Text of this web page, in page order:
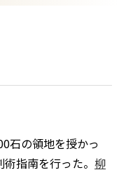
石の領地を授かっ
術指南を行った。 柳